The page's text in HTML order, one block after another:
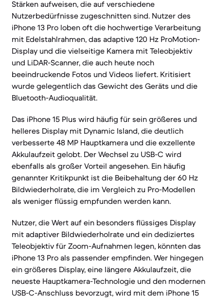
Stärken aufweisen, die auf verschiedene
Nutzerbedürfnisse zugeschnitten sind. Nutzer des
iPhone 13 Pro loben oft die hochwertige Verarbeitung
mit Edelstahlrahmen, das adaptive 120 Hz ProMotion-
Display und die vielseitige Kamera mit Teleobjektiv
und LiDAR-Scanner, die auch heute noch
beeindruckende Fotos und Videos liefert. Kritisiert
wurde gelegentlich das Gewicht des Geräts und die
Bluetooth-Audioqualität.
Das iPhone 15 Plus wird häufig für sein größeres und
helleres Display mit Dynamic Island, die deutlich
verbesserte 48 MP Hauptkamera und die exzellente
Akkulaufzeit gelobt. Der Wechsel zu USB-C wird
ebenfalls als großer Vorteil angesehen. Ein häufig
genannter Kritikpunkt ist die Beibehaltung der 60 Hz
Bildwiederholrate, die im Vergleich zu Pro-Modellen
als weniger flüssig empfunden werden kann.
Nutzer, die Wert auf ein besonders flüssiges Display
mit adaptiver Bildwiederholrate und ein dediziertes
Teleobjektiv für Zoom-Aufnahmen legen, könnten das
iPhone 13 Pro als passender empfinden. Wer hingegen
ein größeres Display, eine längere Akkulaufzeit, die
neueste Hauptkamera-Technologie und den modernen
USB-C-Anschluss bevorzugt, wird mit dem iPhone 15